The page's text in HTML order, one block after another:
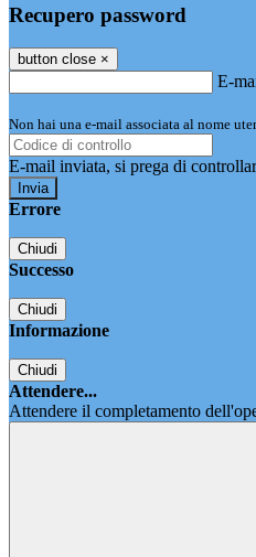
Recupero password
button close ×
E-
Non hai una e-mail associata al nome
E-mail inviata, si prega di
Errore
Chiudi
Successo
Chiudi
Informazione
Chiudi
Attendere...
Attendere il completamento